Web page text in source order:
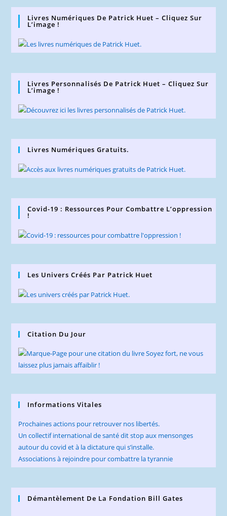
Livres Numériques De Patrick Huet – Cliquez Sur
L’image !
Livres Personnalisés De Patrick Huet – Cliquez Sur
L’image !
Livres Numériques Gratuits.
Covid-19 : Ressources Pour Combattre L’oppression
!
Les Univers Créés Par Patrick Huet
Citation Du Jour
Informations Vitales
Prochaines actions pour retrouver nos libertés.
Un collectif international de santé dit stop aux mensonges
autour du covid et à la dictature qui s’installe.
Associations à rejoindre pour combattre la tyrannie
Démantèlement De La Fondation Bill Gates